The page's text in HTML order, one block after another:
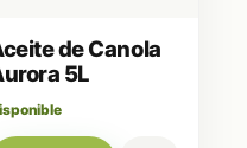
de Canola
5L